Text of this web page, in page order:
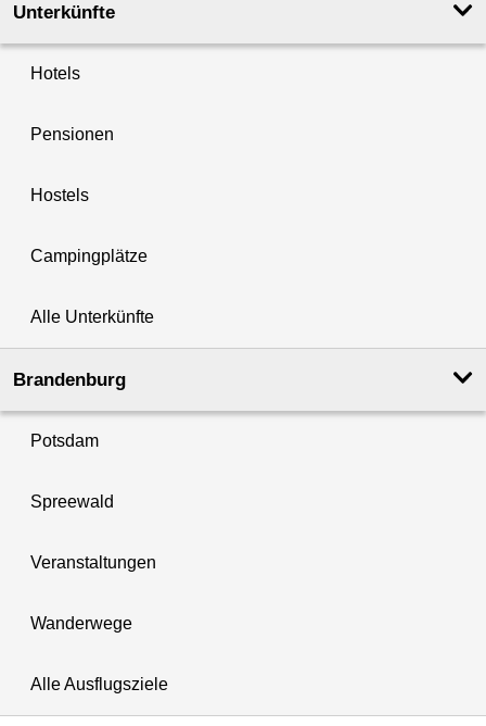
Unterkünfte
Hotels
Pensionen
Hostels
Campingplätze
Alle Unterkünfte
Brandenburg
Potsdam
Spreewald
Veranstaltungen
Wanderwege
Alle Ausflugsziele